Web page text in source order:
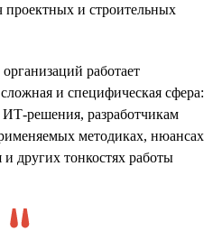
проектных и строительных
работает
и специфическая сфера:
решения, разработчикам
методиках, нюансах
других тонкостях работы